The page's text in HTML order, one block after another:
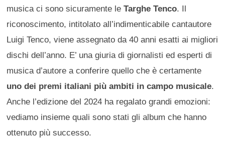
musica ci sono sicuramente leTarghe Tenco. Il
riconoscimento, intitolato all’indimenticabile cantautore
Luigi Tenco, viene assegnato da 40 anni esatti ai migliori
dischi dell’anno. E’ una giuria di giornalisti ed esperti di
musica d’autore a conferire quello che è certamente
uno dei premi italiani più ambiti in campo musicale.
Anche l’edizione del 2024 ha regalato grandi emozioni:
vediamo insieme quali sono stati gli album che hanno
ottenuto più successo.